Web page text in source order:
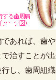
あれば、歯
治すことが
し、歯周組